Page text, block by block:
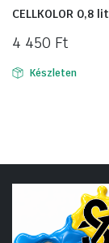
CELLKOLOR
4 450 Ft
Készleten